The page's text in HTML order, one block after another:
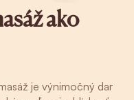
ako
je výnimočný dar